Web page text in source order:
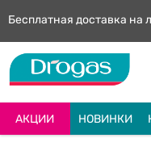
Бесплатная доставка на
АКЦИИ НОВИНКИ